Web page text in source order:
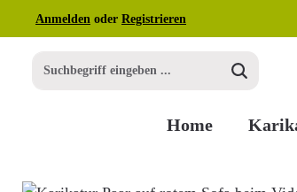
Hauptinhalt springen
Zur Suche springen
Zur Hauptnavigation springen
Anmelden oder Registrieren
Home